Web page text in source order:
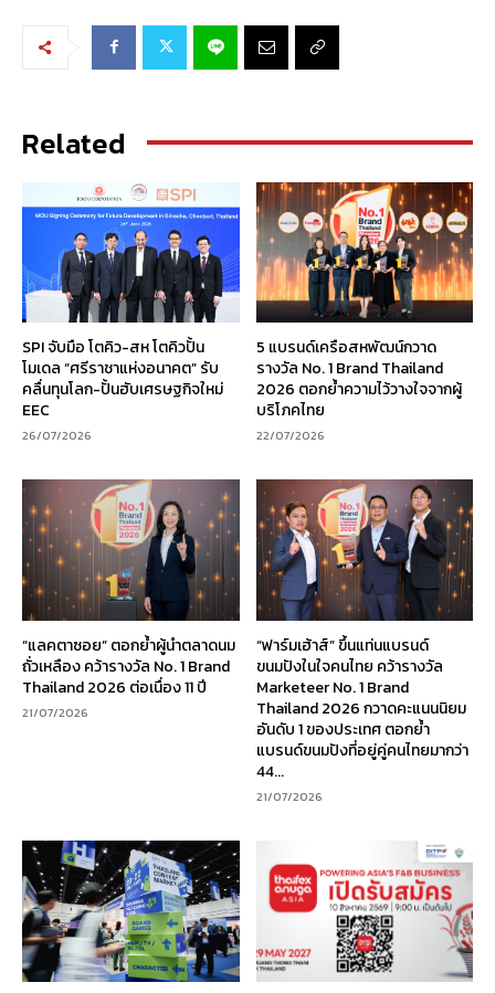
Related
SPI จับมือ โตคิว-สห โตคิวปั้น
โมเดล “ศรีราชาแห่งอนาคต” รับ
คลื่นทุนโลก-ปั้นฮับเศรษฐกิจใหม่
EEC
26/07/2026
5 แบรนด์เครือสหพัฒน์กวาด
รางวัล No. 1 Brand Thailand
2026 ตอกย้ำความไว้วางใจจากผู้
บริโภคไทย
22/07/2026
“แลคตาซอย” ตอกย้ำผู้นำตลาดนม
ถั่วเหลือง คว้ารางวัล No. 1 Brand
Thailand 2026 ต่อเนื่อง 11 ปี
21/07/2026
“ฟาร์มเฮ้าส์” ขึ้นแท่นแบรนด์
ขนมปังในใจคนไทย คว้ารางวัล
Marketeer No. 1 Brand
Thailand 2026 กวาดคะแนนนิยม
อันดับ 1 ของประเทศ ตอกย้ำ
แบรนด์ขนมปังที่อยู่คู่คนไทยมากว่า
44...
21/07/2026